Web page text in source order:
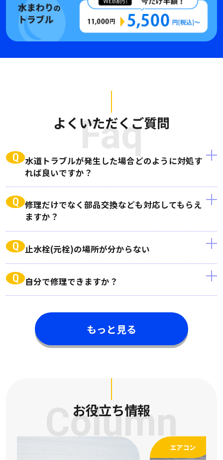
Faq
よくいただくご質問
Q 水道トラブルが発生した場合どのように対処す
れば良いですか？
Q 修理だけでなく部品交換なども対応してもらえ
ますか？
Q 止水栓(元栓)の場所が分からない
Q 自分で修理できますか？
もっと見る
Column
お役立ち情報